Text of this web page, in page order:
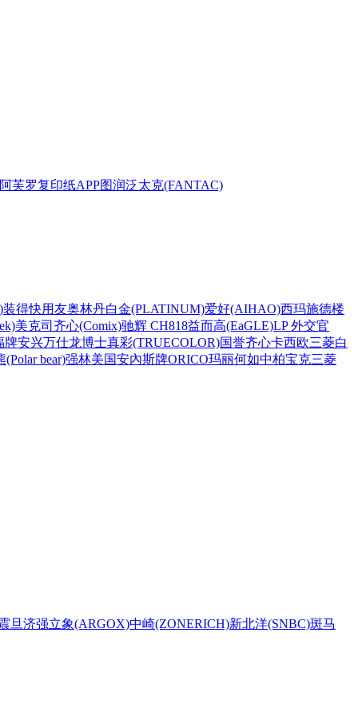
阿芙罗复印纸APP图润泛太克(FANTAC)
装得快用友奥林丹白金(PLATINUM)爱好(AIHAO)西玛施德楼
美克司 齐心(Comix)驰辉 CH818益而高(EaGLE)LP 外交官
牌安兴万仕龙博士真彩(TRUECOLOR)国誉齐心卡西欧三菱白
(Polar bear)强林美国安內斯牌ORICO玛丽何如中柏宝克三菱
旦济强立象(ARGOX)中崎(ZONERICH)新北洋(SNBC)斑马